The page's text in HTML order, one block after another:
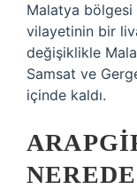
Malatya bölgesi
vilayetinin bir
değişiklikle
Samsat ve
içinde kaldı.